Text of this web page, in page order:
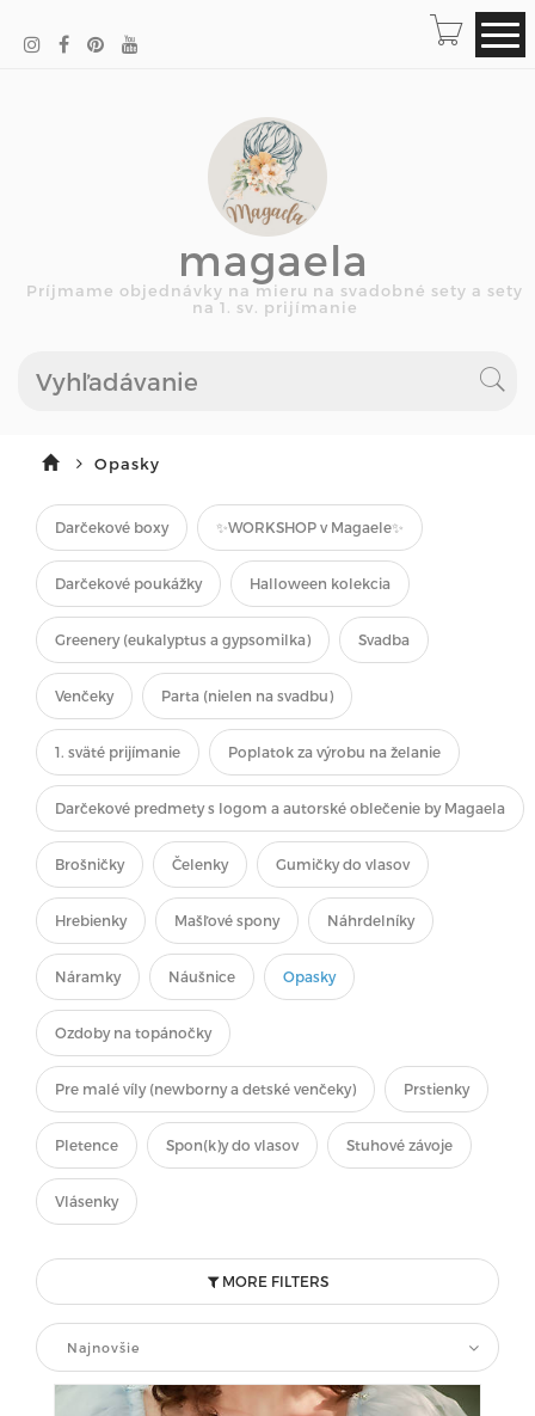
magaela
Príjmame objednávky na mieru na svadobné sety a sety
na 1. sv. prijímanie
Opasky
Darčekové boxy ✨WORKSHOP v Magaele✨
Darčekové poukážky Halloween kolekcia
Greenery (eukalyptus a gypsomilka) Svadba
Venčeky Parta (nielen na svadbu)
1. sväté prijímanie Poplatok za výrobu na želanie
Darčekové predmety s logom a autorské oblečenie by Magaela
Brošničky Čelenky Gumičky do vlasov
Hrebienky Mašľové spony Náhrdelníky
Náramky Náušnice Opasky
Ozdoby na topánočky
Pre malé víly (newborny a detské venčeky) Prstienky
Pletence Spon(k)y do vlasov Stuhové závoje
Vlásenky
MORE FILTERS
Najnovšie